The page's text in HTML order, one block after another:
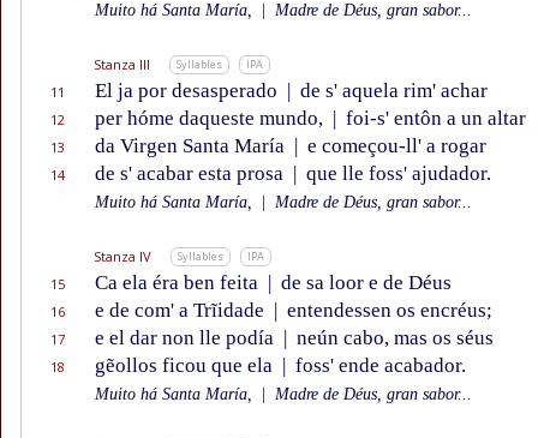
Muito há Santa María, Madre de Déus, gran sabor...
Stanza III Syllables IPA
11 El ja por desasperado | de s' aquela rim' achar
12 per hóme daqueste mundo, | foi-s' entôn a un altar
13 da Virgen Santa María | e começou-ll' a rogar
14 de s' acabar esta prosa | que lle foss' ajudador.
Muito há Santa María, Madre de Déus, gran sabor...
Stanza IV Syllables IPA
15 Ca ela éra ben feita | de sa loor e de Déus
16 e de com' a Trĩidade | entendessen os encréus;
17 e el dar non lle podía | neún cabo, mas os séus
18 gẽollos ficou que ela | foss' ende acabador.
Muito há Santa María, Madre de Déus, gran sabor...